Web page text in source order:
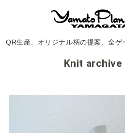
QR生産、オリジナル柄の提案、全ゲ
Knit